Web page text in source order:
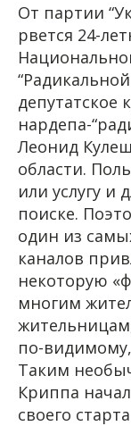
От партии
рвется 24-
депутатское
нардепа-
Леонид
области.
или услугу и
поиске.
один из
каналов
некоторую
многим
по-
Таким
Криппа
своего